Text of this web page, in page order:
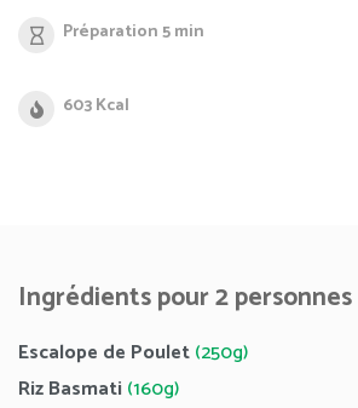
Préparation 5 min
603 Kcal
Ingrédients pour 2 personnes
Escalope de Poulet(250g)
Riz Basmati(160g)